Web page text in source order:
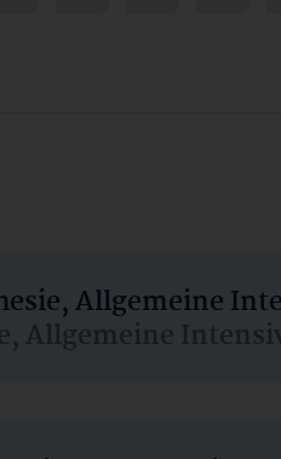
Allgemeine
Allgemeine